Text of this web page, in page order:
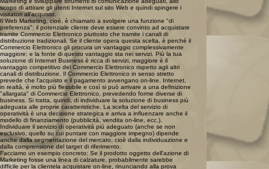
scopo di attirare gli utenti Internet sul sito Web e quindi spingere i
visitatori all'acquisto.
Il Web Marketing, cioè, è chiamato a svolgere una funzione "di
preferenza": il potenziale cliente deve essere convinto ad acquistare
tramite Commercio Elettronico piuttosto che tramite i canali di
distribuzione tradizionali. Se il cliente opera questa scelta, è perché il
Commercio Elettronico gli procura un vantaggio complessivamente
maggiore: e la fonte di questo vantaggio sta nei servizi. Più la tua
soluzione di Internet Business è ricca di servizi, maggiore è il
vantaggio competitivo del Commercio Elettronico rispetto agli altri
canali di distribuzione. Il Commercio Elettronico in senso stretto
prevede che l'acquisto e il pagamento avvengano on-line. Internet,
in realtà, è molto più flessibile e così si può arrivare a una definizione
"allargata" di Commercio Elettronico, prevedendo forme diverse di
business. Si tratta, quindi, di individuare la soluzione di business più
adeguata alle proprie caratteristiche. La scelta del servizio di
operatività è una decisione strategica e arriva a influenzare anche il
modello di finanziamento (pubblicità, vendita on-line, ecc.).
Individuare il servizio di operatività più adeguato (anche se non
esclusivo, quello su cui puntare con maggiore impegno) dipende
anche dalla segmentazione del mercato, cioè dalla individuazione e
dalla comprensione del target di riferimento.
Facciamo un esempio concreto: Se il prodotto oggetto dell'azione di
Marketing fosse una linea di calzature, probabilmente sarebbe
difficile per la clientela acquistare on-line, rinunciando alla prova